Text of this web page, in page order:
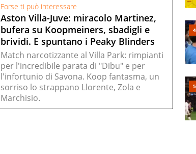
Forse ti può interessare
Aston Villa-Juve: miracolo Martinez,
bufera su Koopmeiners, sbadigli e
brividi. E spuntano i Peaky Blinders
Match narcotizzante al Villa Park: rimpianti
per l'incredibile parata di "Dibu" e per
l'infortunio di Savona. Koop fantasma, un
sorriso lo strappano Llorente, Zola e
Marchisio.